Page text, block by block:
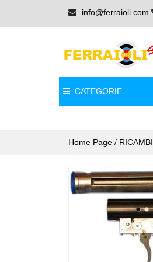
info@ferraioli.com
CATEGORIE
Home Page / RICAMBI